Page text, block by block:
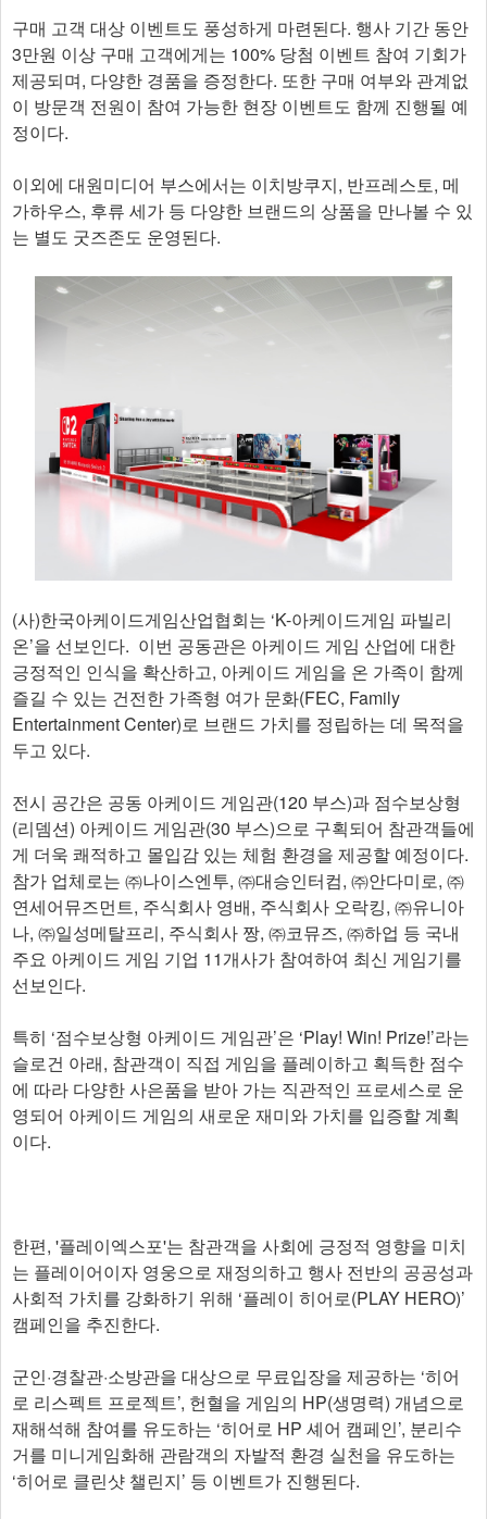
구매 고객 대상 이벤트도 풍성하게 마련된다. 행사 기간 동안
3만원 이상 구매 고객에게는 100% 당첨 이벤트 참여 기회가
제공되며, 다양한 경품을 증정한다. 또한 구매 여부와 관계없
이 방문객 전원이 참여 가능한 현장 이벤트도 함께 진행될 예
정이다.
이외에 대원미디어 부스에서는 이치방쿠지, 반프레스토, 메
가하우스, 후류 세가 등 다양한 브랜드의 상품을 만나볼 수 있
는 별도 굿즈존도 운영된다.
(사)한국아케이드게임산업협회는 ‘K-아케이드게임 파빌리
온’을 선보인다. 이번 공동관은 아케이드 게임 산업에 대한
긍정적인 인식을 확산하고, 아케이드 게임을 온 가족이 함께
즐길 수 있는 건전한 가족형 여가 문화(FEC, Family
Entertainment Center)로 브랜드 가치를 정립하는 데 목적을
두고 있다.
전시 공간은 공동 아케이드 게임관(120 부스)과 점수보상형
(리뎀션) 아케이드 게임관(30 부스)으로 구획되어 참관객들에
게 더욱 쾌적하고 몰입감 있는 체험 환경을 제공할 예정이다.
참가 업체로는 ㈜나이스엔투, ㈜대승인터컴, ㈜안다미로, ㈜
연세어뮤즈먼트, 주식회사 영배, 주식회사 오락킹, ㈜유니아
나, ㈜일성메탈프리, 주식회사 짱, ㈜코뮤즈, ㈜하업 등 국내
주요 아케이드 게임 기업 11개사가 참여하여 최신 게임기를
선보인다.
특히 ‘점수보상형 아케이드 게임관’은 ‘Play! Win! Prize!’라는
슬로건 아래, 참관객이 직접 게임을 플레이하고 획득한 점수
에 따라 다양한 사은품을 받아 가는 직관적인 프로세스로 운
영되어 아케이드 게임의 새로운 재미와 가치를 입증할 계획
이다.
한편, '플레이엑스포'는 참관객을 사회에 긍정적 영향을 미치